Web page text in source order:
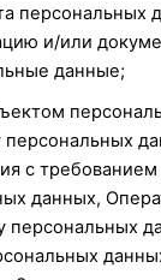
персональных
и/или
данные;
персональных
с
данных,
персональных